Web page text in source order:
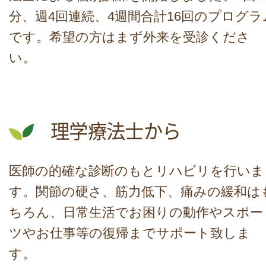
分、週4回連続、4週間合計16回のプログラ
です。希望の方はまず外来を受診くださ
い。
理学療法士から
医師の的確な診断のもとリハビリを行いま
す。関節の硬さ、筋力低下、痛みの緩和は
ちろん、日常生活でお困りの動作やスポー
ツやお仕事等の復帰までサポート致しま
す。